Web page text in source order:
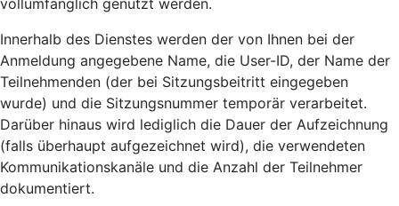
vollumfänglich genutzt werden.
Innerhalb des Dienstes werden der von Ihnen bei der
Anmeldung angegebene Name, die User-ID, der Name der
Teilnehmenden (der bei Sitzungsbeitritt eingegeben
wurde) und die Sitzungsnummer temporär verarbeitet.
Darüber hinaus wird lediglich die Dauer der Aufzeichnung
(falls überhaupt aufgezeichnet wird), die verwendeten
Kommunikationskanäle und die Anzahl der Teilnehmer
dokumentiert.